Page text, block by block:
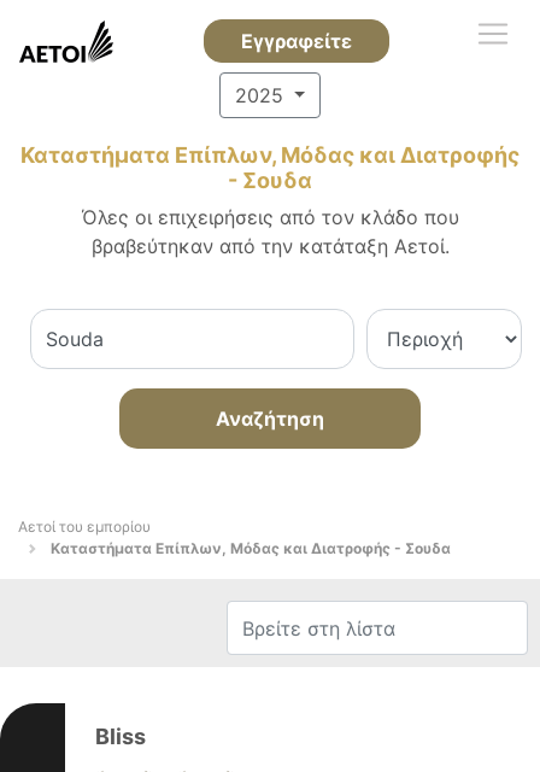
Εγγραφείτε
2025
Καταστήματα Επίπλων, Μόδας και Διατροφής
- Σουδα
Όλες οι επιχειρήσεις από τον κλάδο που
βραβεύτηκαν από την κατάταξη Αετοί.
Αναζήτηση
Αετοί του εμπορίου
Καταστήματα Επίπλων, Μόδας και Διατροφής - Σουδα
Bliss